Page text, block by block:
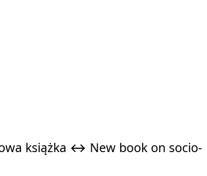
książka ↔ New book on socio-